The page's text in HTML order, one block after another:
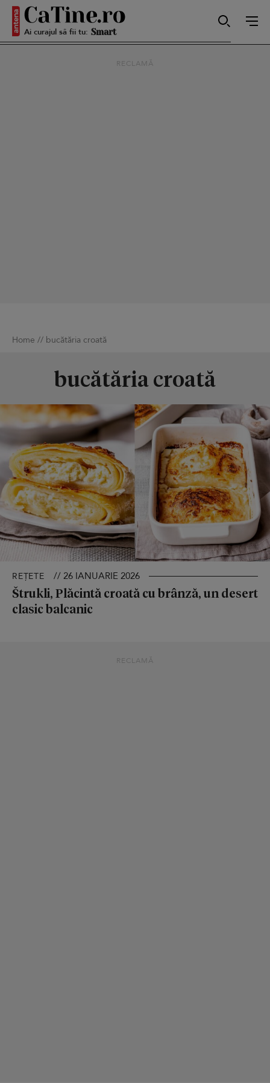
Ai curajul să fii tu: Smart
RECLAMĂ
Home // bucătăria croată
bucătăria croată
REȚETE // 26 IANUARIE 2026
Štrukli, Plăcintă croată cu brânză, un desert
clasic balcanic
RECLAMĂ